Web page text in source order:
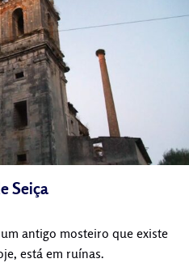
Seiça
antigo mosteiro que existe
está em ruínas.